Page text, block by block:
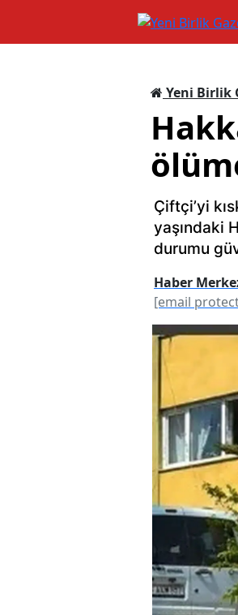
Yeni Birlik
Çiftçi’yi
yaşındaki
durumu
Haber
[email